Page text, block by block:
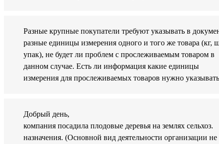
Разные крупные покупатели требуют указывать в
разные единицы измерения одного и того же товара (кг,
упак), не будет ли проблем с прослеживаемым товаром в
данном случае. Есть ли информация какие единицы
измерения для прослеживаемых товаров нужно
Добрый день,
компания посадила плодовые деревья на землях сельхоз.
назначения. (Основной вид деятельности организации не